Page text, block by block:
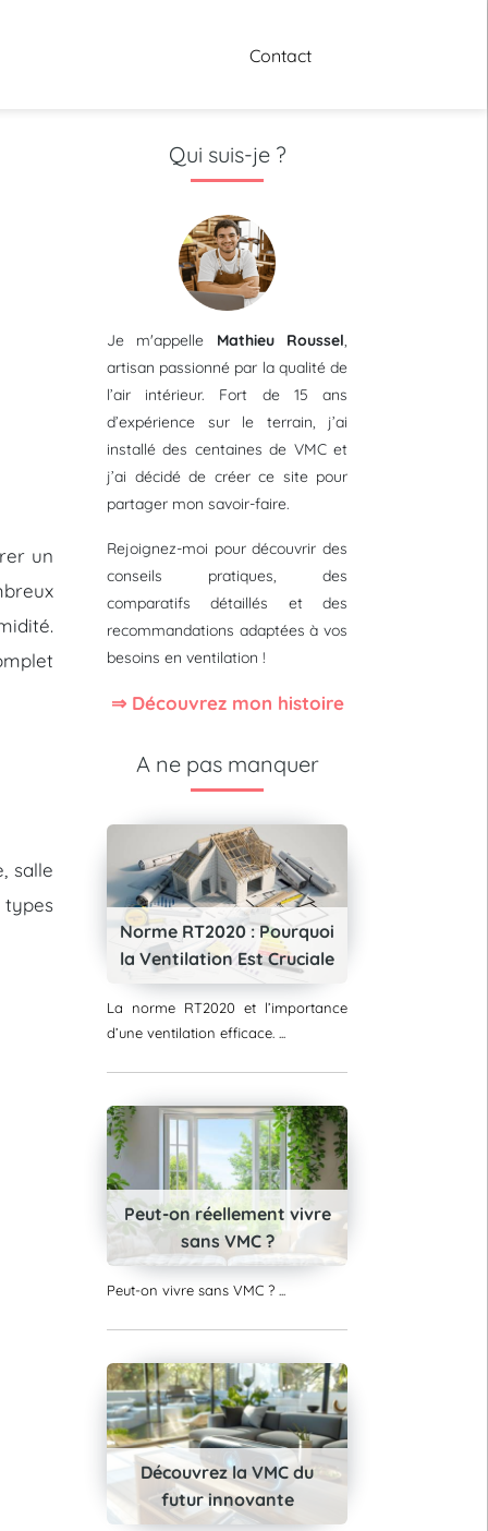
Contact
un
salle
Qui suis-je ?
Je m'appelle Mathieu Roussel,
artisan passionné par la qualité de
l’air intérieur. Fort de 15 ans
d’expérience sur le terrain, j’ai
installé des centaines de VMC et
j’ai décidé de créer ce site pour
partager mon savoir-faire.
Rejoignez-moi pour découvrir des
conseils pratiques, des
comparatifs détaillés et des
recommandations adaptées à vos
besoins en ventilation !
⇒ Découvrez mon histoire
A ne pas manquer
Norme RT2020 : Pourquoi
la Ventilation Est Cruciale
La norme RT2020 et l’importance
d’une ventilation efficace. ...
Peut-on réellement vivre
sans VMC ?
Peut-on vivre sans VMC ? ...
Découvrez la VMC du
futur innovante